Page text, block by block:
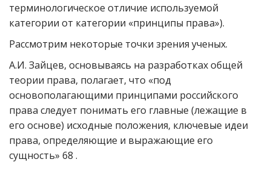
терминологическое отличие используемой
категории от категории «принципы права»).
Рассмотрим некоторые точки зрения ученых.
А.И. Зайцев, основываясь на разработках общей
теории права, полагает, что «под
основополагающими принципами российского
права следует понимать его главные (лежащие в
его основе) исходные положения, ключевые идеи
права, определяющие и выражающие его
сущность» 68 .